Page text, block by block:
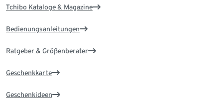
Tchibo Kataloge & Magazine
Bedienungsanleitungen
Ratgeber & Größenberater
Geschenkkarte
Geschenkideen